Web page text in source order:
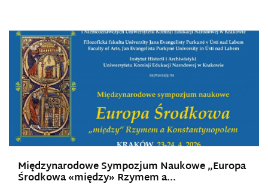
Międzynarodowe Sympozjum Naukowe „Europa
Środkowa «między» Rzymem a...